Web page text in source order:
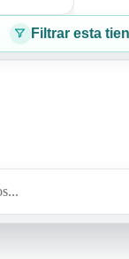
Filtrar esta